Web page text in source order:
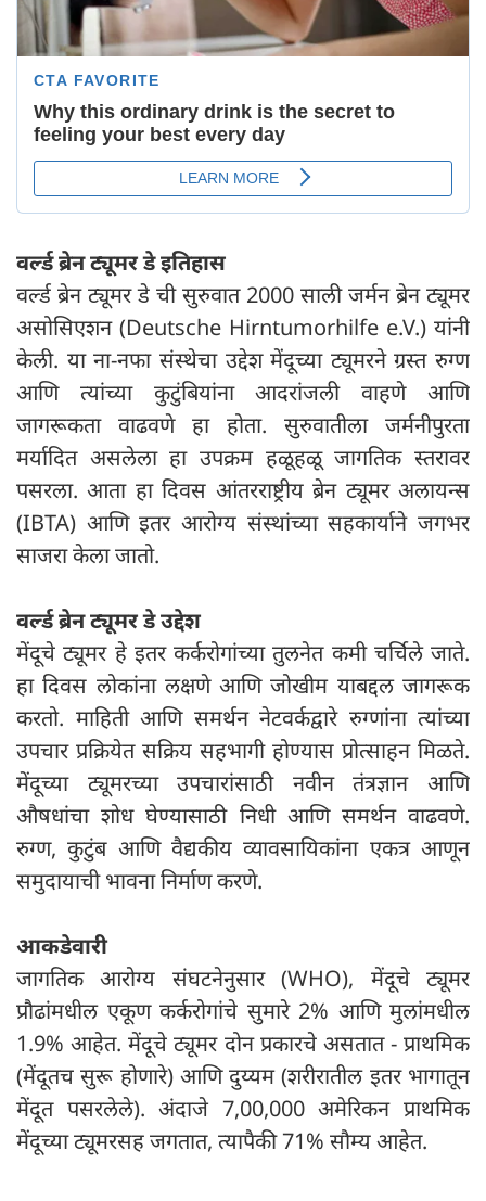
वर्ल्ड ब्रेन ट्यूमर डे इतिहास
वर्ल्ड ब्रेन ट्यूमर डे ची सुरुवात 2000 साली जर्मन ब्रेन ट्यूमर
असोसिएशन (Deutsche Hirntumorhilfe e.V.) यांनी
केली. या ना-नफा संस्थेचा उद्देश मेंदूच्या ट्यूमरने ग्रस्त रुग्ण
आणि त्यांच्या कुटुंबियांना आदरांजली वाहणे आणि
जागरूकता वाढवणे हा होता. सुरुवातीला जर्मनीपुरता
मर्यादित असलेला हा उपक्रम हळूहळू जागतिक स्तरावर
पसरला. आता हा दिवस आंतरराष्ट्रीय ब्रेन ट्यूमर अलायन्स
(IBTA) आणि इतर आरोग्य संस्थांच्या सहकार्याने जगभर
साजरा केला जातो.
वर्ल्ड ब्रेन ट्यूमर डेउद्देश
मेंदूचे ट्यूमर हे इतर कर्करोगांच्या तुलनेत कमी चर्चिले जाते.
हा दिवस लोकांना लक्षणे आणि जोखीम याबद्दल जागरूक
करतो. माहिती आणि समर्थन नेटवर्कद्वारे रुग्णांना त्यांच्या
उपचार प्रक्रियेत सक्रिय सहभागी होण्यास प्रोत्साहन मिळते.
मेंदूच्या ट्यूमरच्या उपचारांसाठी नवीन तंत्रज्ञान आणि
औषधांचा शोध घेण्यासाठी निधी आणि समर्थन वाढवणे.
रुग्ण, कुटुंब आणि वैद्यकीय व्यावसायिकांना एकत्र आणून
समुदायाची भावना निर्माण करणे.
आकडेवारी
जागतिक आरोग्य संघटनेनुसार (WHO), मेंदूचे ट्यूमर
प्रौढांमधील एकूण कर्करोगांचे सुमारे 2% आणि मुलांमधील
1.9% आहेत. मेंदूचे ट्यूमर दोन प्रकारचे असतात - प्राथमिक
(मेंदूतच सुरू होणारे) आणि दुय्यम (शरीरातील इतर भागातून
मेंदूत पसरलेले). अंदाजे 7,00,000 अमेरिकन प्राथमिक
मेंदूच्या ट्यूमरसह जगतात, त्यापैकी 71% सौम्य आहेत.